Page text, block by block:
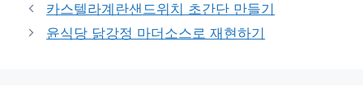
카스텔라계란샌드위치 초간단 만들기
윤식당 닭강정 마더소스로 재현하기